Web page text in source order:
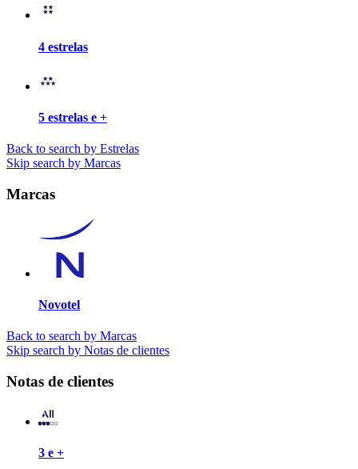
4 estrelas
5 estrelas e +
Back to search by Estrelas
Skip search by Marcas
Marcas
Novotel
Back to search by Marcas
Skip search by Notas de clientes
Notas de clientes
3 e +